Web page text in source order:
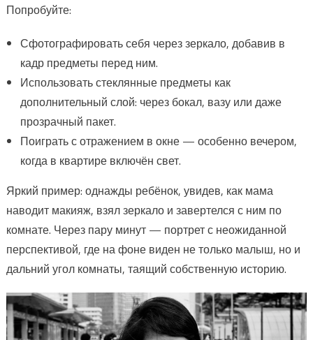
Попробуйте:
Сфотографировать себя через зеркало, добавив в
кадр предметы перед ним.
Использовать стеклянные предметы как
дополнительный слой: через бокал, вазу или даже
прозрачный пакет.
Поиграть с отражением в окне — особенно вечером,
когда в квартире включён свет.
Яркий пример: однажды ребёнок, увидев, как мама
наводит макияж, взял зеркало и завертелся с ним по
комнате. Через пару минут — портрет с неожиданной
перспективой, где на фоне виден не только малыш, но и
дальний угол комнаты, таящий собственную историю.